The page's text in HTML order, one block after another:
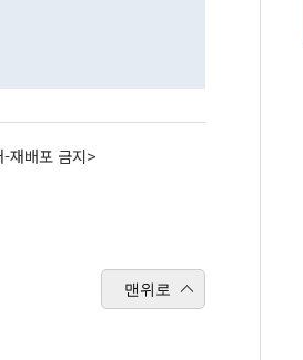
재배포 금지>
맨위로